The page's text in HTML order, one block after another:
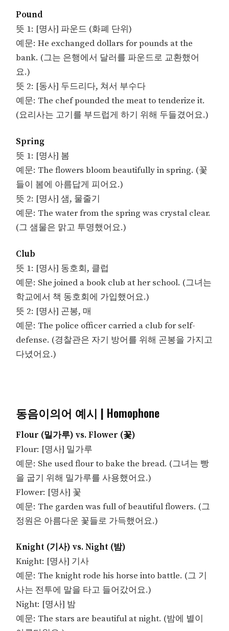
Pound
뜻 1: [명사] 파운드 (화폐 단위)
예문: He exchanged dollars for pounds at the
bank. (그는 은행에서 달러를 파운드로 교환했어
요.)
뜻 2: [동사] 두드리다, 쳐서 부수다
예문: The chef pounded the meat to tenderize it.
(요리사는 고기를 부드럽게 하기 위해 두들겼어요.)
Spring
뜻 1: [명사] 봄
예문: The flowers bloom beautifully in spring. (꽃
들이 봄에 아름답게 피어요.)
뜻 2: [명사] 샘, 물줄기
예문: The water from the spring was crystal clear.
(그 샘물은 맑고 투명했어요.)
Club
뜻 1: [명사] 동호회, 클럽
예문: She joined a book club at her school. (그녀는
학교에서 책 동호회에 가입했어요.)
뜻 2: [명사] 곤봉, 매
예문: The police officer carried a club for self-
defense. (경찰관은 자기 방어를 위해 곤봉을 가지고
다녔어요.)
동음이의어 예시 | Homophone
Flour (밀가루) vs. Flower (꽃)
Flour: [명사] 밀가루
예문: She used flour to bake the bread. (그녀는 빵
을 굽기 위해 밀가루를 사용했어요.)
Flower: [명사] 꽃
예문: The garden was full of beautiful flowers. (그
정원은 아름다운 꽃들로 가득했어요.)
Knight (기사) vs. Night (밤)
Knight: [명사] 기사
예문: The knight rode his horse into battle. (그 기
사는 전투에 말을 타고 들어갔어요.)
Night: [명사] 밤
예문: The stars are beautiful at night. (밤에 별이